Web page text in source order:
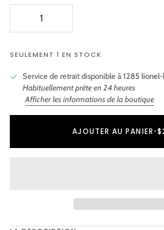
SEULEMENT 1 EN STOCK
Service de retrait disponible à1285
Habituellement prête en 24 heures
Afficher les informations de la boutique
AJOUTER AU PANIER•